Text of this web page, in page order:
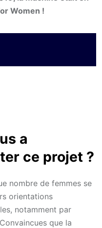
Women !
a
ce projet ?
nombre de femmes se
orientations
notamment par
que la